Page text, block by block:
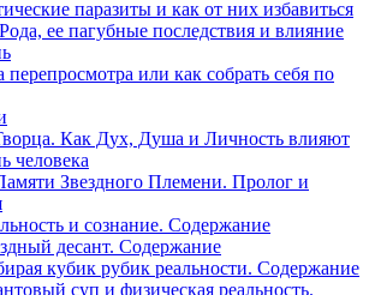
паразиты и как от них избавиться
ее пагубные последствия и влияние
перепросмотра или как собрать себя по
Как Дух, Душа и Личность влияют
человека
Звездного Племени. Пролог и
и сознание. Содержание
десант. Содержание
кубик рубик реальности. Содержание
суп и физическая реальность.